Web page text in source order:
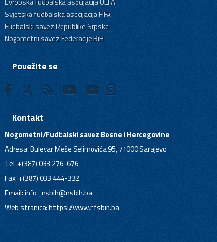
Svjetska fudbalska asocijacija FIFA
Fudbalski savez Republike Srpske
Nogometni savez Federacije BiH
Povežite se
Kontakt
Nogometni/Fudbalski savez Bosne i Hercegovine
Adresa: Bulevar Meše Selimovića 95, 71000 Sarajevo
Tel: +(387) 033 276-676
Fax: +(387) 033 444-332
Email:info_nsbih@nsbih.ba
Web stranica: https://www.nfsbih.ba